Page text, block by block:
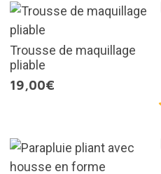
Trousse de maquillage
pliable
19,00€